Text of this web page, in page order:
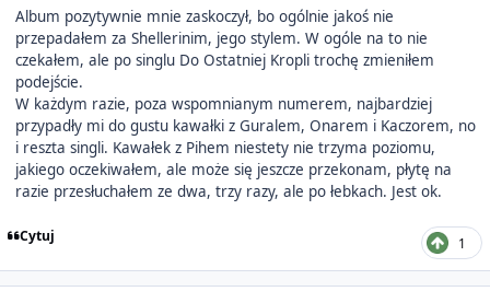
Album pozytywnie mnie zaskoczył, bo ogólnie jakoś nie
przepadałem za Shellerinim, jego stylem. W ogóle na to nie
czekałem, ale po singlu Do Ostatniej Kropli trochę zmieniłem
podejście.
W każdym razie, poza wspomnianym numerem, najbardziej
przypadły mi do gustu kawałki z Guralem, Onarem i Kaczorem, no
i reszta singli. Kawałek z Pihem niestety nie trzyma poziomu,
jakiego oczekiwałem, ale może się jeszcze przekonam, płytę na
razie przesłuchałem ze dwa, trzy razy, ale po łebkach. Jest ok.
Cytuj 1